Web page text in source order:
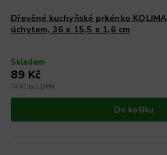
Dřevěné kuchyňské prkénko
úchytem, 36 x 15,5 x 1,6 cm
Skladem
74 Kč bez DPH
89 Kč
Do košíku